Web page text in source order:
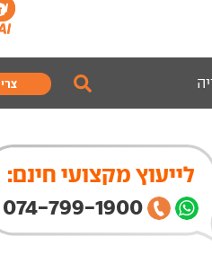
לייעוץ מקצועי חינם:
074-799-1900